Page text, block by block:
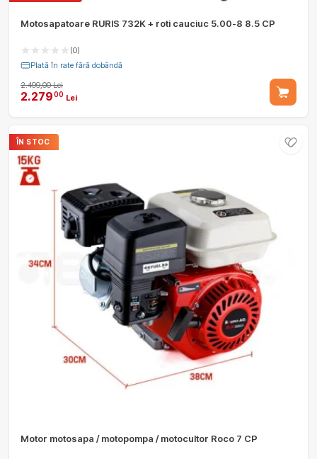
Motosapatoare RURIS 732K + roti cauciuc 5.00-8 8.5 CP
(0)
Plată în rate fără dobândă
2.499,00 Lei
2.27900 Lei
ÎN STOC
Motor motosapa / motopompa / motocultor Roco 7 CP